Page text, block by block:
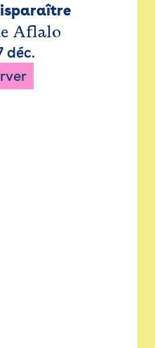
Aflalo
déc.